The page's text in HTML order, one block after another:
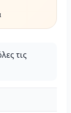
τις